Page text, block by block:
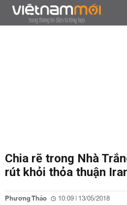
Chia rẽ trong Nhà
rút khỏi thỏa thuận
Phương Thảo 10:09 | 13/05/2018